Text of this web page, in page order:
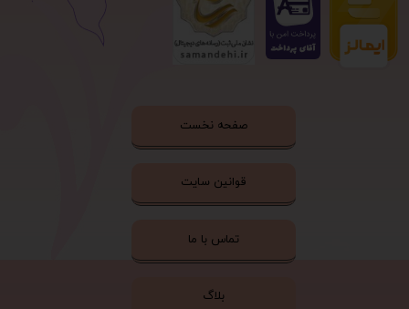
صفحه نخست
قوانین سایت
تماس با ما
بلاگ